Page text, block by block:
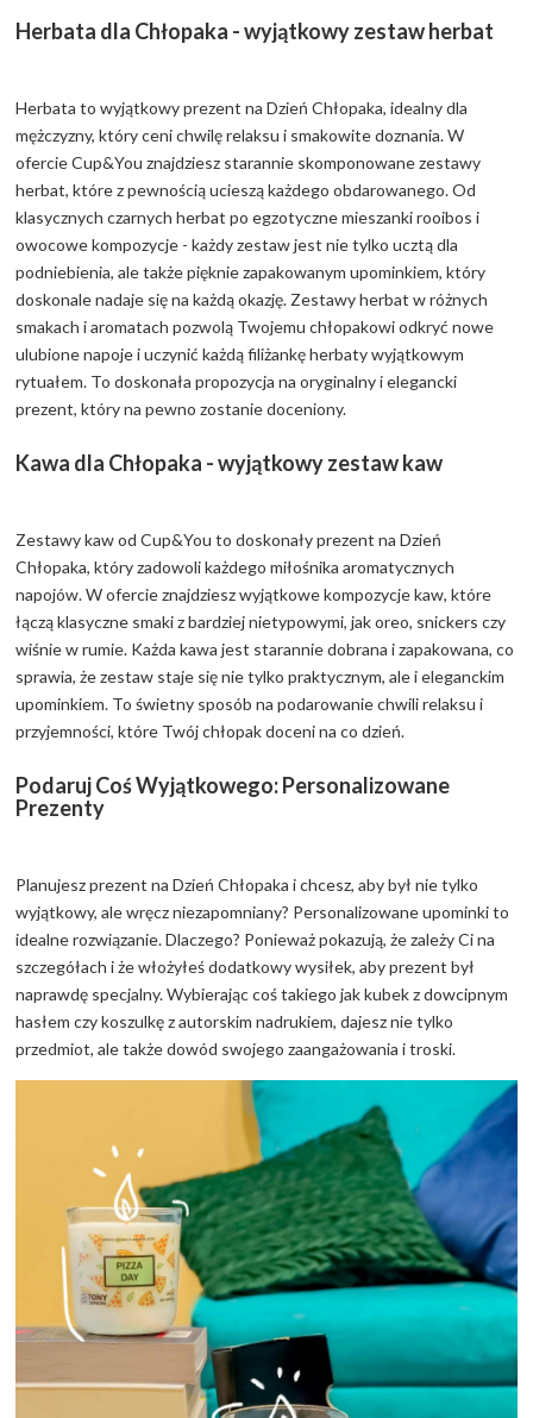
Herbata dla Chłopaka - wyjątkowy zestaw herbat
Herbata to wyjątkowy prezent na Dzień Chłopaka, idealny dla
mężczyzny, który ceni chwilę relaksu i smakowite doznania. W
ofercie Cup&You znajdziesz starannie skomponowane zestawy
herbat, które z pewnością ucieszą każdego obdarowanego. Od
klasycznych czarnych herbat po egzotyczne mieszanki rooibos i
owocowe kompozycje - każdy zestaw jest nie tylko ucztą dla
podniebienia, ale także pięknie zapakowanym upominkiem, który
doskonale nadaje się na każdą okazję. Zestawy herbat w różnych
smakach i aromatach pozwolą Twojemu chłopakowi odkryć nowe
ulubione napoje i uczynić każdą filiżankę herbaty wyjątkowym
rytuałem. To doskonała propozycja na oryginalny i elegancki
prezent, który na pewno zostanie doceniony.
Kawa dla Chłopaka - wyjątkowy zestaw kaw
Zestawy kaw od Cup&You to doskonały prezent na Dzień
Chłopaka, który zadowoli każdego miłośnika aromatycznych
napojów. W ofercie znajdziesz wyjątkowe kompozycje kaw, które
łączą klasyczne smaki z bardziej nietypowymi, jak oreo, snickers czy
wiśnie w rumie. Każda kawa jest starannie dobrana i zapakowana, co
sprawia, że zestaw staje się nie tylko praktycznym, ale i eleganckim
upominkiem. To świetny sposób na podarowanie chwili relaksu i
przyjemności, które Twój chłopak doceni na co dzień.
Podaruj Coś Wyjątkowego: Personalizowane
Prezenty
Planujesz prezent na Dzień Chłopaka i chcesz, aby był nie tylko
wyjątkowy, ale wręcz niezapomniany? Personalizowane upominki to
idealne rozwiązanie. Dlaczego? Ponieważ pokazują, że zależy Ci na
szczegółach i że włożyłeś dodatkowy wysiłek, aby prezent był
naprawdę specjalny. Wybierając coś takiego jak kubek z dowcipnym
hasłem czy koszulkę z autorskim nadrukiem, dajesz nie tylko
przedmiot, ale także dowód swojego zaangażowania i troski.